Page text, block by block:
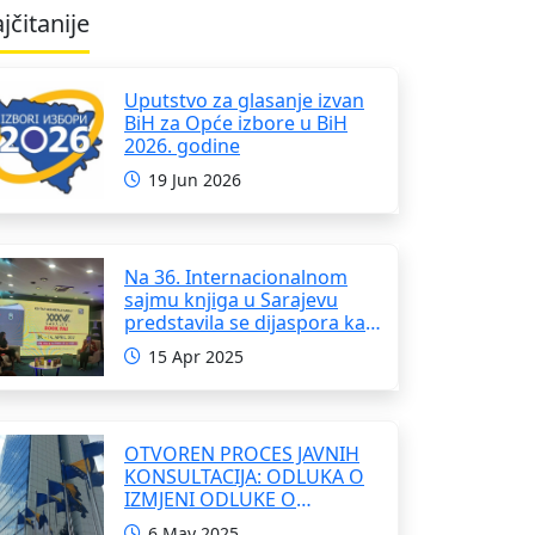
Uputstvo za glasanje izvan
BiH za Opće izbore u BiH
2026. godine
19 Jun 2026
Na 36. Internacionalnom
sajmu knjiga u Sarajevu
predstavila se dijaspora kao
i domaći pisci i umjetnici
15 Apr 2025
OTVOREN PROCES JAVNIH
KONSULTACIJA: ODLUKA O
IZMJENI ODLUKE O
FORMIRANJU